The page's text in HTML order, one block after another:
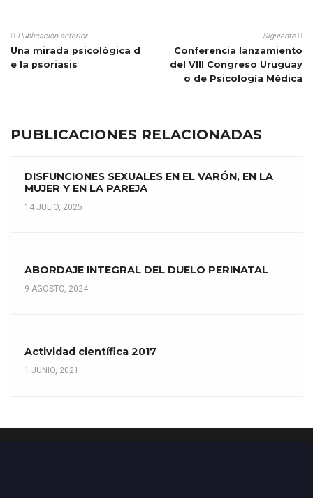
Publicación anterior
Una mirada psicológica d
e la psoriasis
Siguiente
Conferencia lanzamiento
del VIII Congreso Uruguay
o de Psicología Médica
PUBLICACIONES RELACIONADAS
DISFUNCIONES SEXUALES EN EL VARÓN, EN LA
MUJER Y EN LA PAREJA
14 JULIO, 2025
ABORDAJE INTEGRAL DEL DUELO PERINATAL
9 AGOSTO, 2024
Actividad científica 2017
1 JUNIO, 2021